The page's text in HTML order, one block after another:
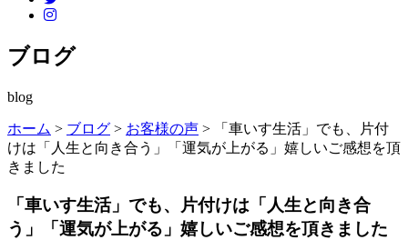
ブログ
blog
ホーム > ブログ > お客様の声 >
「車いす生活」でも、片付
けは「人生と向き合う」「運気が上がる」嬉しいご感想を頂
きました
「車いす生活」でも、片付けは「人生と向き合
う」「運気が上がる」嬉しいご感想を頂きました